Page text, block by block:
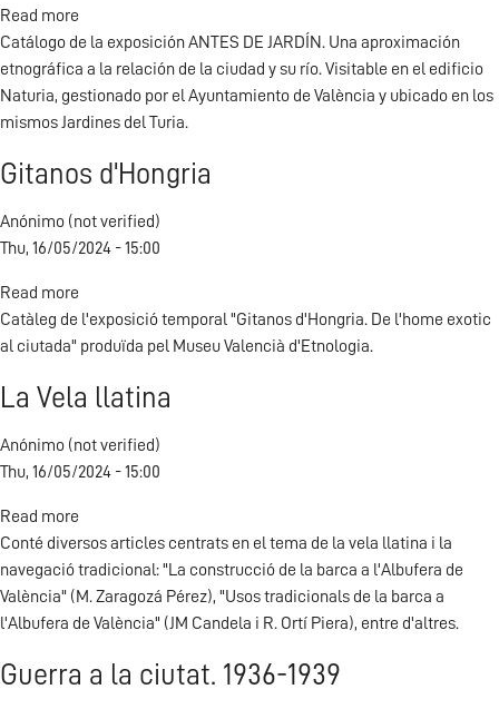
Read more
Abans
del
jardí.
Una
etnogràfica
les
relacions
la
ciutat
el
jardí.
Catálogo de la exposición ANTES DE JARDÍN. Una aproximación
etnográfica a la relación de la ciudad y su río. Visitable en el edificio
Naturia, gestionado por el Ayuntamiento de València y ubicado en los
mismos Jardines del Turia.
Gitanos d'Hongria
Anónimo (not verified)
Thu, 16/05/2024 - 15:00
Read more
Gitanos
d'Hongria
Catàleg de l'exposició temporal "Gitanos d'Hongria. De l'home exotic
al ciutada" produïda pel Museu Valencià d'Etnologia.
La Vela llatina
Anónimo (not verified)
Thu, 16/05/2024 - 15:00
Read more
La
Vela
llatina
Conté diversos articles centrats en el tema de la vela llatina i la
navegació tradicional: "La construcció de la barca a l'Albufera de
València" (M. Zaragozá Pérez), "Usos tradicionals de la barca a
l'Albufera de València" (JM Candela i R. Ortí Piera), entre d'altres.
Guerra a la ciutat. 1936-1939